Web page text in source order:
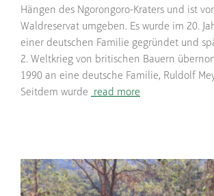
Hängen des Ngorongoro-Kraters und ist
Waldreservat umgeben. Es wurde im 20.
einer deutschen Familie gegründet und
2. Weltkrieg von britischen Bauern
1990 an eine deutsche Familie, Ruldolf
Seitdem wurde
read more